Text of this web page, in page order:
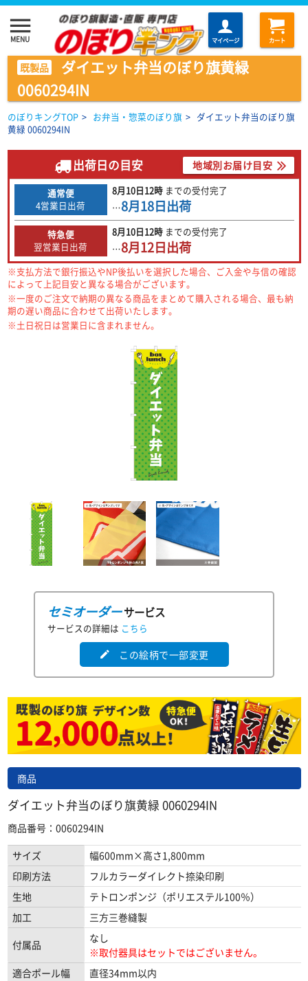
menu
MENU マイページ カート
既製品
ダイエット弁当のぼり旗黄緑
0060294IN
のぼりキングTOP > お弁当・惣菜のぼり旗 > ダイエット弁当のぼり旗
黄緑 0060294IN
出荷日の目安 地域別お届け目安
通常便
4営業日出荷
8月10日12時 までの受付完了
…8月18日出荷
特急便
翌営業日出荷
8月10日12時 までの受付完了
…8月12日出荷
※支払方法で銀行振込やNP後払いを選択した場合、ご入金や与信の確認
によって上記目安と異なる場合がございます。
※一度のご注文で納期の異なる商品をまとめて購入される場合、最も納
期の遅い商品に合わせて出荷いたします。
※土日祝日は営業日に含まれません。
セミオーダーサービス
サービスの詳細は こちら
edit この絵柄で一部変更
商品
ダイエット弁当のぼり旗黄緑 0060294IN
商品番号：0060294IN
サイズ
幅600mm×高さ1,800mm
印刷方法
フルカラーダイレクト捺染印刷
生地
テトロンポンジ（ポリエステル100％）
加工
三方三巻縫製
付属品
なし
※取付器具はセットではございません。
適合ポール幅
直径34mm以内